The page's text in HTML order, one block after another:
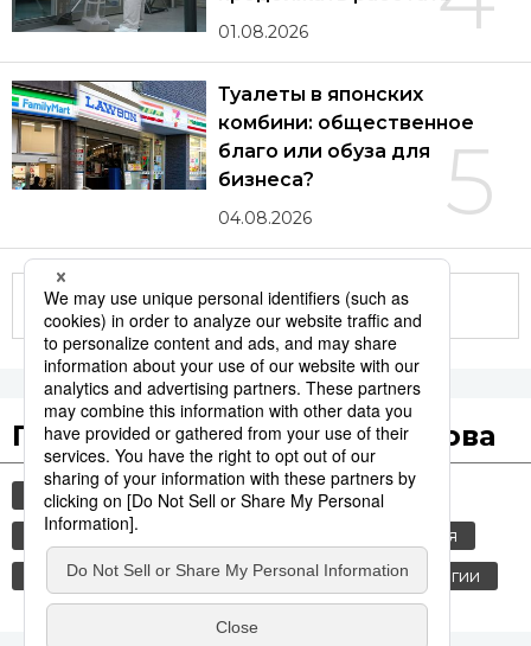
01.08.2026
5
Туалеты в японских
комбини: общественное
благо или обуза для
бизнеса?
04.08.2026
Другие статьи по теме
Популярные поисковые слова
общество культура
jiji press
еда и напитки
японская кухня
россия
шпионаж история технологии